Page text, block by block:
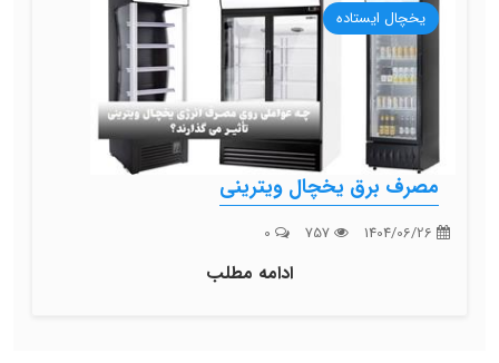
یخچال ایستاده
مصرف برق یخچال ویترینی
ادامه مطلب